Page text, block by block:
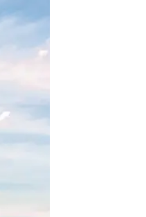
o dedo na tela.